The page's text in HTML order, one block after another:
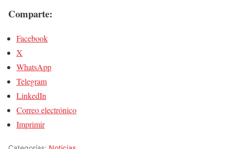
Comparte:
Facebook
X
WhatsApp
Telegram
LinkedIn
Correo electrónico
Imprimir